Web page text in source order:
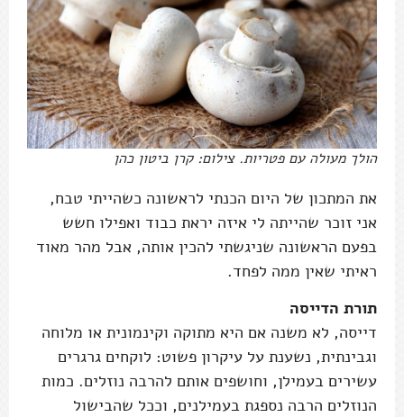
הולך מעולה עם פטריות. צילום: קרן ביטון כהן
את המתכון של היום הכנתי לראשונה כשהייתי טבח,
אני זוכר שהייתה לי איזה יראת כבוד ואפילו חשש
בפעם הראשונה שניגשתי להכין אותה, אבל מהר מאוד
ראיתי שאין ממה לפחד.
תורת הדייסה
דייסה, לא משנה אם היא מתוקה וקינמונית או מלוחה
וגבינתית, נשענת על עיקרון פשוט: לוקחים גרגרים
עשירים בעמילן, וחושפים אותם להרבה נוזלים. כמות
הנוזלים הרבה נספגת בעמילנים, וככל שהבישול